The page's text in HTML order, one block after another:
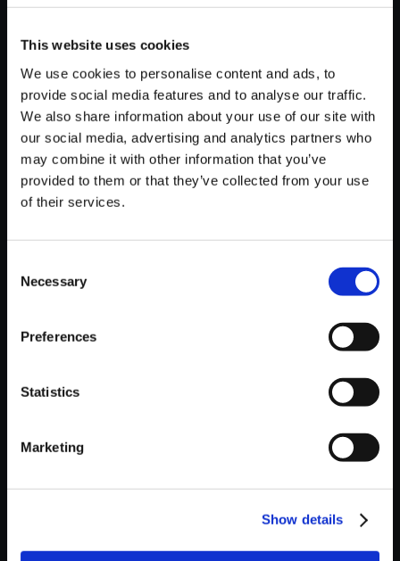
This website uses cookies
We use cookies to personalise content and ads, to
provide social media features and to analyse our traffic.
We also share information about your use of our site with
our social media, advertising and analytics partners who
may combine it with other information that you’ve
provided to them or that they’ve collected from your use
of their services.
Selection
Necessary
Preferences
Statistics
Marketing
Show details
が安定しているWifi環境でお試しください。
【単曲】逆転裁判6 オリジナ
ル・サウンドトラック 尋問 ～モ
デラート2016
おすすめ商品